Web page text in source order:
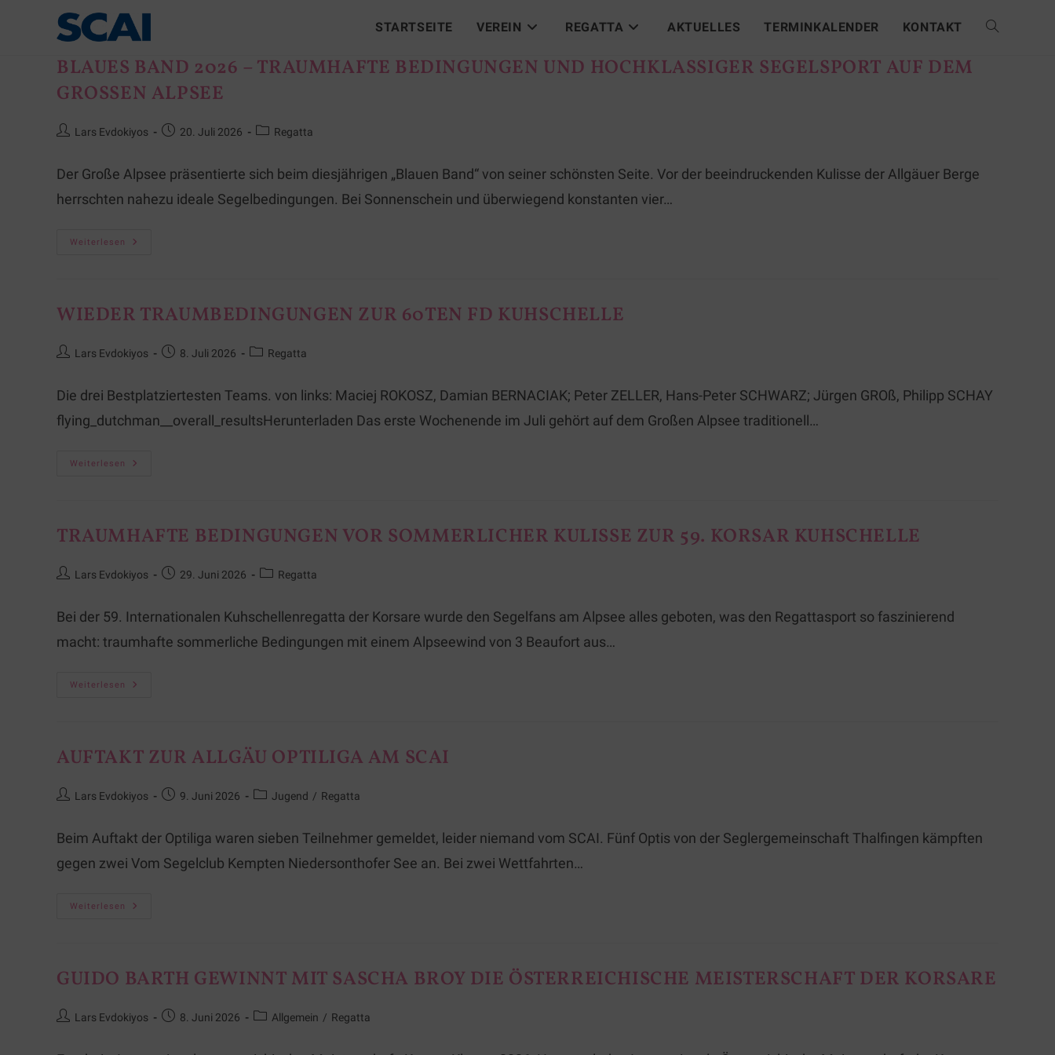
STARTSEITE VEREIN REGATTA AKTUELLES TERMINKALENDER KONTAKT
BLAUES BAND 2026 – TRAUMHAFTE BEDINGUNGEN UND HOCHKLASSIGER SEGELSPORT AUF DEM
GROSSEN ALPSEE
Lars Evdokiyos 20. Juli 2026 Regatta
Der Große Alpsee präsentierte sich beim diesjährigen „Blauen Band“ von seiner schönsten Seite. Vor der beeindruckenden Kulisse der Allgäuer Berge
herrschten nahezu ideale Segelbedingungen. Bei Sonnenschein und überwiegend konstanten vier…
Weiterlesen
WIEDER TRAUMBEDINGUNGEN ZUR 60TEN FD KUHSCHELLE
Lars Evdokiyos 8. Juli 2026 Regatta
Die drei Bestplatziertesten Teams. von links: Maciej ROKOSZ, Damian BERNACIAK; Peter ZELLER, Hans-Peter SCHWARZ; Jürgen GROß, Philipp SCHAY
flying_dutchman__overall_resultsHerunterladen Das erste Wochenende im Juli gehört auf dem Großen Alpsee traditionell…
Weiterlesen
TRAUMHAFTE BEDINGUNGEN VOR SOMMERLICHER KULISSE ZUR 59. KORSAR KUHSCHELLE
Lars Evdokiyos 29. Juni 2026 Regatta
Bei der 59. Internationalen Kuhschellenregatta der Korsare wurde den Segelfans am Alpsee alles geboten, was den Regattasport so faszinierend
macht: traumhafte sommerliche Bedingungen mit einem Alpseewind von 3 Beaufort aus…
Weiterlesen
AUFTAKT ZUR ALLGÄU OPTILIGA AM SCAI
Lars Evdokiyos 9. Juni 2026 Jugend / Regatta
Beim Auftakt der Optiliga waren sieben Teilnehmer gemeldet, leider niemand vom SCAI. Fünf Optis von der Seglergemeinschaft Thalfingen kämpften
gegen zwei Vom Segelclub Kempten Niedersonthofer See an. Bei zwei Wettfahrten…
Weiterlesen
GUIDO BARTH GEWINNT MIT SASCHA BROY DIE ÖSTERREICHISCHE MEISTERSCHAFT DER KORSARE
Lars Evdokiyos 8. Juni 2026 Allgemein / Regatta